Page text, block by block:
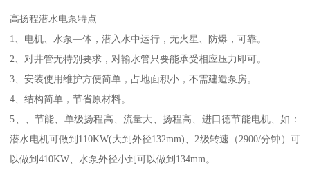
高扬程潜水电泵特点
1、电机、水泵—体，潜入水中运行，无火星、防爆，可靠。
2、对井管无特别要求，对输水管只要能承受相应压力即可。
3、安装使用维护方便简单，占地面积小，不需建造泵房。
4、结构简单，节省原材料。
5、、节能、单级扬程高、流量大、扬程高、进口德节能电机、如：
潜水电机可做到110KW(大到外径132mm)、2级转速（2900/分钟）可
以做到410KW、水泵外径小到可以做到134mm。